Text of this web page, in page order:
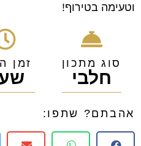
וטעימה בטירוף!
סוג מתכון
חלבי
זמן
אהבתם? שתפו: